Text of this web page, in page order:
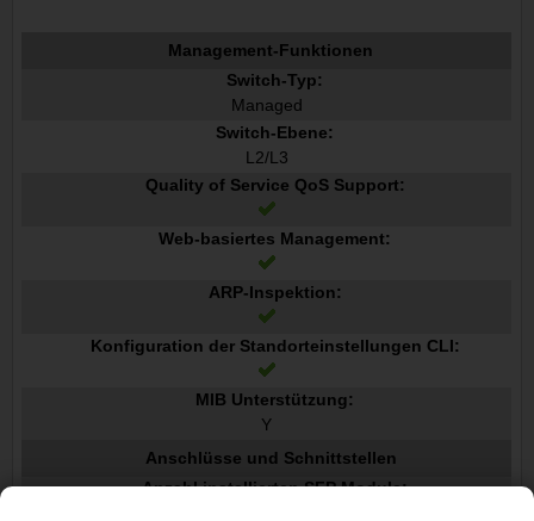
Management-Funktionen
Switch-Typ:
Managed
Switch-Ebene:
L2/L3
Quality of Service QoS Support:
Web-basiertes Management:
ARP-Inspektion:
Konfiguration der Standorteinstellungen CLI:
MIB Unterstützung:
Y
Anschlüsse und Schnittstellen
Anzahl installierten SFP Module: